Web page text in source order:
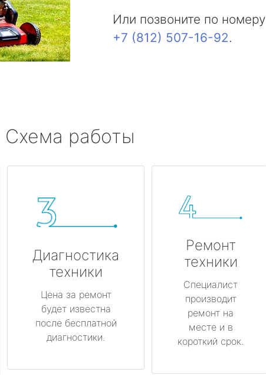
Или позвоните по номеру
+7 (812) 507-16-92.
Схема работы
Диагностика
техники
Цена за ремонт
будет известна
после бесплатной
диагностики.
Ремонт
техники
Специалист
производит
ремонт на
месте и в
короткий срок.